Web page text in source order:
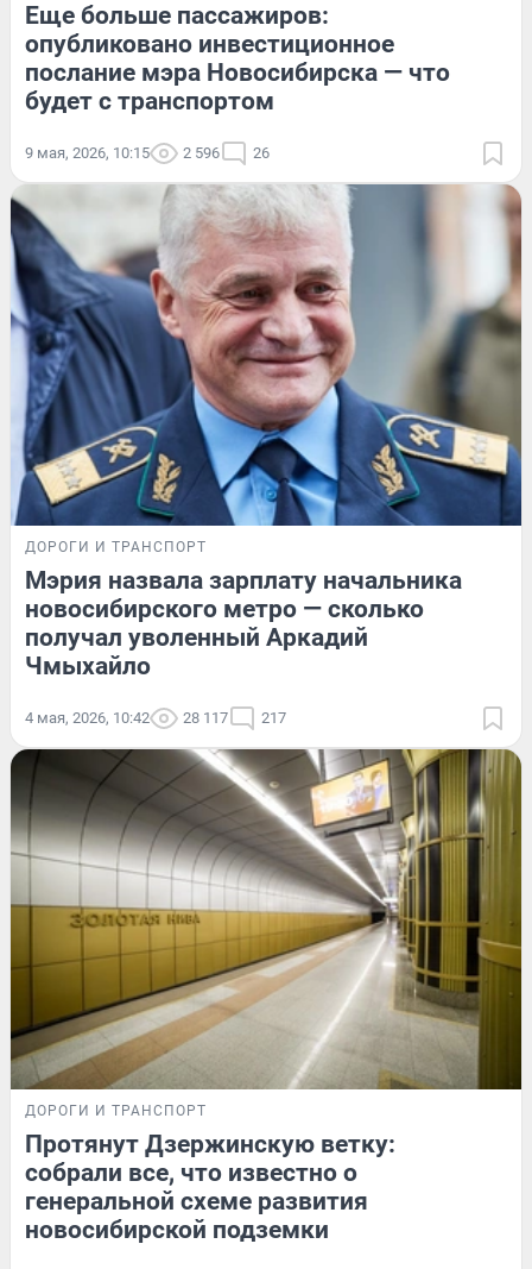
Еще больше пассажиров:
опубликовано инвестиционное
послание мэра Новосибирска — что
будет с транспортом
9 мая, 2026, 10:15 2 596 26
ДОРОГИ И ТРАНСПОРТ
Мэрия назвала зарплату начальника
новосибирского метро — сколько
получал уволенный Аркадий
Чмыхайло
4 мая, 2026, 10:42 28 117 217
ДОРОГИ И ТРАНСПОРТ
Протянут Дзержинскую ветку:
собрали все, что известно о
генеральной схеме развития
новосибирской подземки